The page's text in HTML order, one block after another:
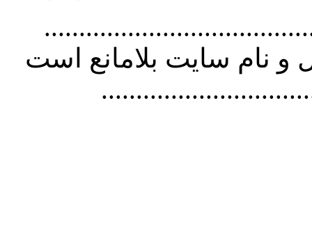
استفاده از
نام سايت بلامانع است